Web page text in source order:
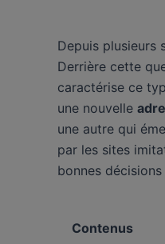
Depuis plusieurs
Derrière cette
caractérise ce
une nouvelle
une autre qui
par les sites
bonnes
Contenus